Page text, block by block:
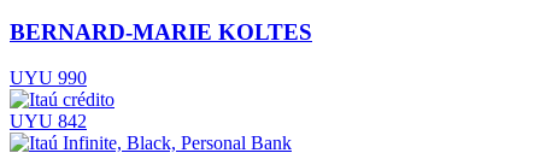
BERNARD-MARIE KOLTES
UYU 990
UYU 842